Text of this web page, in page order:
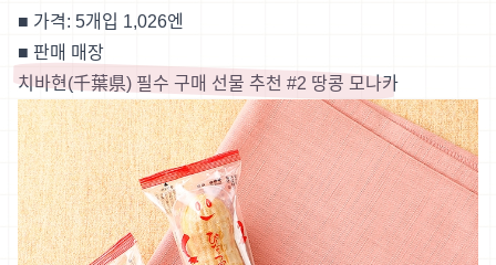
■ 가격: 5개입 1,026엔
■ 판매 매장
치바현(千葉県) 필수 구매 선물 추천 #2 땅콩 모나카